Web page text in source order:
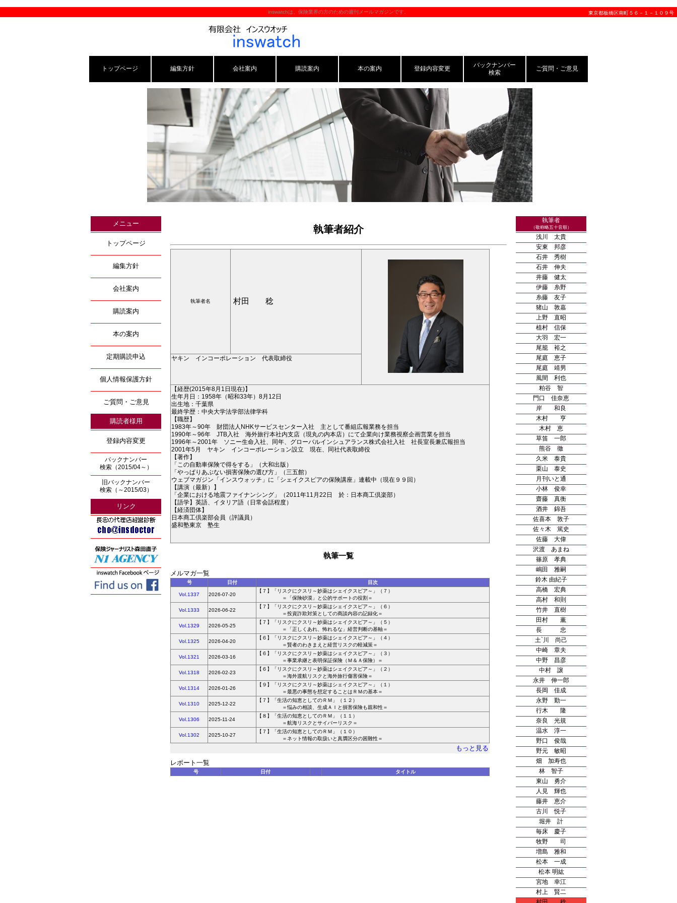
inswatchは、保険業界の方のための週刊メールマガジンです。 東京都板橋区南町５６－１－１０９号
トップページ 編集方針 会社案内 購読案内 本の案内 登録内容変更
バックナンバー
検索
ご質問・ご意見
メニュー
トップページ
編集方針
会社案内
購読案内
本の案内
定期購読申込
個人情報保護方針
ご質問・ご意見
購読者様用
登録内容変更
バックナンバー
検索（2015/04～）
旧バックナンバー
検索（～2015/03）
リンク
執筆者紹介
執筆者名 村田 稔
ヤキン インコーポレーション 代表取締役
【経歴(2015年8月1日現在)】
生年月日：1958年（昭和33年）8月12日
出生地：千葉県
最終学歴：中央大学法学部法律学科
【職歴】
1983年～90年 財団法人NHKサービスセンター入社 主として番組広報業務を担当
1990年～96年 JTB入社 海外旅行本社内支店（現丸の内本店）にて企業向け業務視察企画営業を担当
1996年～2001年 ソニー生命入社、同年、グローバルインシュアランス株式会社入社 社長室長兼広報担当
2001年5月 ヤキン インコーポレーション設立 現在、同社代表取締役
【著作】
「この自動車保険で得をする」（大和出版）
「やっぱりあぶない損害保険の選び方」（三五館）
ウェブマガジン「インスウォッチ」に「シェイクスピアの保険講座」連載中（現在９９回）
【講演（最新）】
「企業における地震ファイナンシング」（2011年11月22日 於：日本商工倶楽部）
【語学】英語、イタリア語（日常会話程度）
【経済団体】
日本商工倶楽部会員（評議員）
盛和塾東京 塾生
執筆一覧
メルマガ一覧
号 日付 目次
Vol.1337 2026-07-20
【７】「リスクにクスリ～妙薬はシェイクスピア～」（７）
＝「保険砂漠」と公的サポートの役割＝
Vol.1333 2026-06-22
【７】「リスクにクスリ～妙薬はシェイクスピア～」（６）
＝投資詐欺対策としての商談内容の記録化＝
Vol.1329 2026-05-25
【７】「リスクにクスリ～妙薬はシェイクスピア～」（５）
＝「正しくあれ、怖れるな」経営判断の基軸＝
Vol.1325 2026-04-20
【６】「リスクにクスリ～妙薬はシェイクスピア～」（４）
＝賢者のわきまえと経営リスクの軽減策＝
Vol.1321 2026-03-16
【６】「リスクにクスリ～妙薬はシェイクスピア～」（３）
＝事業承継と表明保証保険（Ｍ＆Ａ保険）＝
Vol.1318 2026-02-23
【６】「リスクにクスリ～妙薬はシェイクスピア～」（２）
＝海外渡航リスクと海外旅行傷害保険＝
Vol.1314 2026-01-26
【９】「リスクにクスリ～妙薬はシェイクスピア～」（１）
＝最悪の事態を想定することはＲＭの基本＝
Vol.1310 2025-12-22
【７】「生活の知恵としてのＲＭ」（１２）
＝悩みの相談、生成ＡＩと損害保険も親和性＝
Vol.1306 2025-11-24
【８】「生活の知恵としてのＲＭ」（１１）
＝航海リスクとサイバーリスク＝
Vol.1302 2025-10-27
【７】「生活の知恵としてのＲＭ」（１０）
＝ネット情報の取扱いと真贋区分の困難性＝
もっと見る
レポート一覧
号 日付 タイトル
執筆者
（敬称略五十音順）
浅川 太貴
安東 邦彦
石井 秀樹
石井 伸夫
井藤 健太
伊藤 糸野
糸藤 友子
猪山 敦嘉
上野 直昭
植村 信保
大羽 宏一
尾籠 裕之
尾庭 恵子
尾庭 靖男
風間 利也
粕谷 智
門口 佳奈恵
岸 和良
木村 亨
木村 恵
草笛 一郎
熊谷 徹
久米 泰貴
栗山 泰史
月刊いと通
小林 俊幸
齋藤 真衡
酒井 錦吾
佐喜本 敦子
佐々木 篤史
佐藤 大偉
沢渡 あまね
篠原 孝典
嶋田 雅嗣
鈴木 由紀子
高橋 宏典
高村 和則
竹井 直樹
田村 薫
長 忠
土`川 尚己
中崎 章夫
中野 昌彦
中村 譲
永井 伸一郎
長岡 佳成
永野 勤一
行木 隆
奈良 光規
温水 淳一
野口 俊哉
野元 敏昭
畑 加寿也
林 智子
東山 勇介
人見 輝也
藤井 恵介
古川 悦子
堀井 計
毎床 慶子
牧野 司
増島 雅和
松本 一成
松本 明紘
宮地 幸江
村上 賢二